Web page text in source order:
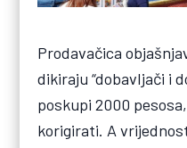
Prodavačica
dikiraju “dobavljači i
poskupi 2000
korigirati. A